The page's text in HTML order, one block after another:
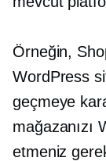
Örneğin,
WordPress
geçmeye
mağazanızı
etmeniz